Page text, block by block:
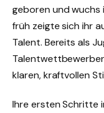
geboren und wuchs
früh zeigte sich ihr
Talent. Bereits als
klaren, kraftvollen
Ihre ersten Schritte